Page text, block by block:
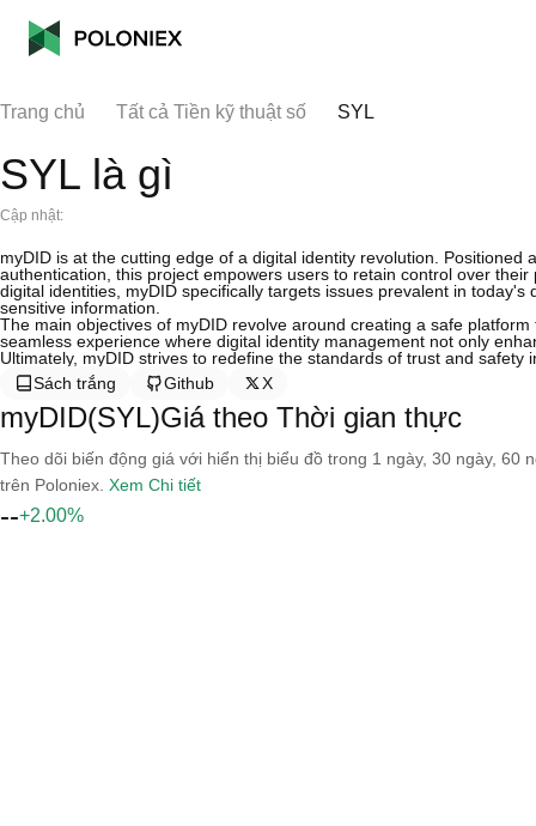
Trang chủ Tất cả Tiền kỹ thuật số SYL
SYL là gì
Cập nhật:
myDID is at the cutting edge of a digital identity revolution.
authentication, this project empowers users to retain control over
digital identities, myDID specifically targets issues prevalent in
sensitive information.
The main objectives of myDID revolve around creating a safe
seamless experience where digital identity management not only
Ultimately, myDID strives to redefine the standards of trust and safety
Sách trắng
Github X
myDID(SYL)Giá theo Thời gian thực
Theo dõi biến động giá với hiển thị biểu đồ trong 1 ngày, 30 ngày,
trên Poloniex. Xem Chi tiết
--+2.00%